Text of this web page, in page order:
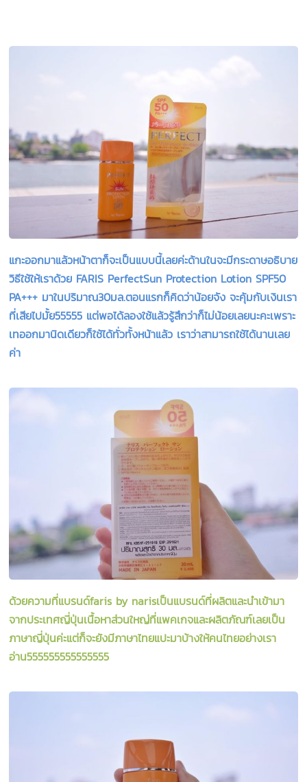
แกะออกมาแล้วหน้าตาก็จะเป็นแบบนี้เลยค่ะด้านในจะมีกระดาษอธิบาย
วิธีใช้ให้เราด้วย FARIS PerfectSun Protection Lotion SPF50
PA+++ มาในปริมาณ30มล.ตอนแรกก็คิดว่าน้อยจัง จะคุ้มกับเงินเรา
ที่เสียไปมั้ย55555 แต่พอได้ลองใช้แล้วรู้สึกว่าก็ไม่น้อยเลยนะคะเพราะ
เทออกมานิดเดียวก็ใช้ได้ทั่วทั้งหน้าแล้ว เราว่าสามารถใช้ได้นานเลย
ค่า
ด้วยความที่แบรนด์faris by narisเป็นแบรนด์ที่ผลิตและนำเข้ามา
จากประเทศญี่ปุ่นเนื้อหาส่วนใหญ่ที่แพคเกจและผลิตภัณฑ์เลยเป็น
ภาษาญี่ปุ่นค่ะแต่ก็จะยังมีภาษาไทยแปะมาบ้างให้คนไทยอย่างเรา
อ่าน555555555555555